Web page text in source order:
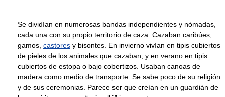
Se dividían en numerosas bandas independientes y nómadas,
cada una con su propio territorio de caza. Cazaban caribúes,
gamos, castores y bisontes. En invierno vivían en tipis cubiertos
de pieles de los animales que cazaban, y en verano en tipis
cubiertos de estopa o bajo cobertizos. Usaban canoas de
madera como medio de transporte. Se sabe poco de su religión
y de sus ceremonias. Parece ser que creían en un guardián de